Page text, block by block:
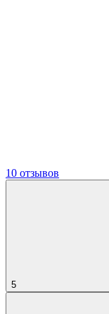
10 отзывов
5